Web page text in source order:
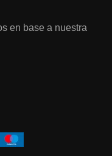
en base a nuestra